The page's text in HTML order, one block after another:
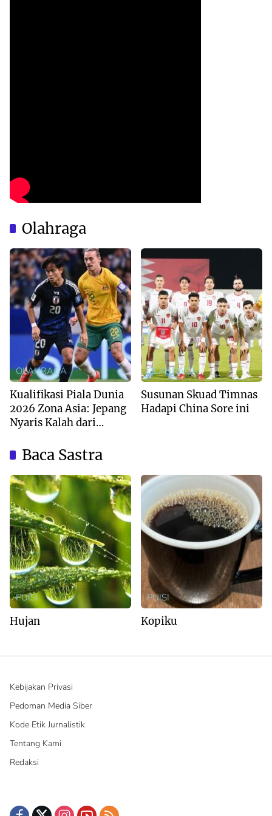
Olahraga
OLAHRAGA
Kualifikasi Piala Dunia
2026 Zona Asia: Jepang
Nyaris Kalah dari
OLAHRAGA
Susunan Skuad Timnas
Hadapi China Sore ini
Baca Sastra
PUISI
Hujan
PUISI
Kopiku
Kebijakan Privasi
Pedoman Media Siber
Kode Etik Jurnalistik
Tentang Kami
Redaksi